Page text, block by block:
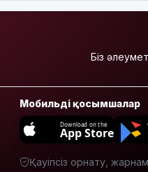
ақысы
қанша?
Ұлдана
Мырзуанға
қатысты іс
сотқа
Біз
Мобильді қосымшалар
Download on the
App Store
Қауіпсіз орнату,